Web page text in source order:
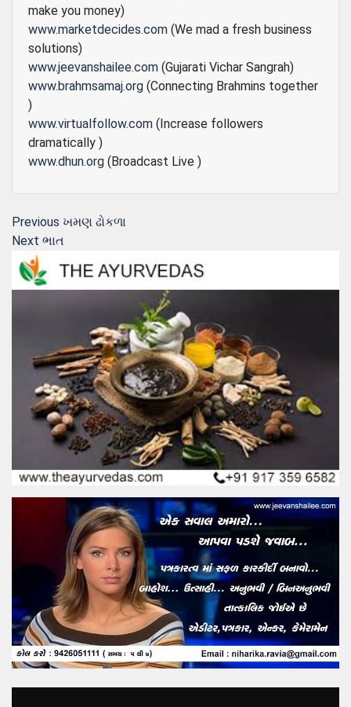
make you money)
www.marketdecides.com (We mad a fresh business
solutions)
www.jeevanshailee.com (Gujarati Vichar Sangrah)
www.brahmsamaj.org (Connecting Brahmins together
)
www.virtualfollow.com (Increase followers
dramatically )
www.dhun.org (Broadcast Live )
Post
navigation
Previous Previous
post:
ખમણ ઢોકળા
Next Next
ભાત